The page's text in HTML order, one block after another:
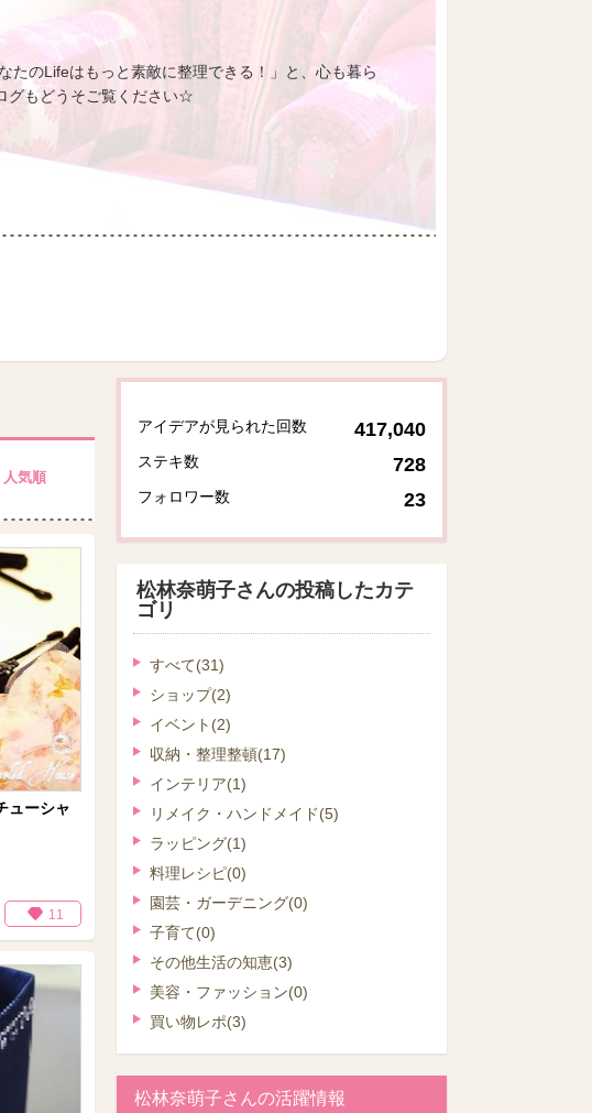
たのLifeはもっと素敵に整理できる！」と、心も暮ら
グもどうそご覧ください☆
人気順
ューシャ
11
アイデアが見られた回数 417,040
ステキ数 728
フォロワー数 23
松林奈萌子さんの投稿したカテ
ゴリ
すべて(31)
ショップ(2)
イベント (2)
収納・整理整頓(17)
インテリア(1)
リメイク・ハンドメイド(5)
ラッピング(1)
料理レシピ(0)
園芸・ガーデニング(0)
子育て(0)
その他生活の知恵(3)
美容・ファッション(0)
買い物レポ(3)
松林奈萌子さんの活躍情報